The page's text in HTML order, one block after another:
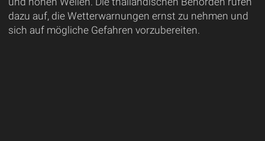
dazu auf, die Wetterwarnungen ernst zu nehmen und
sich auf mögliche Gefahren vorzubereiten.